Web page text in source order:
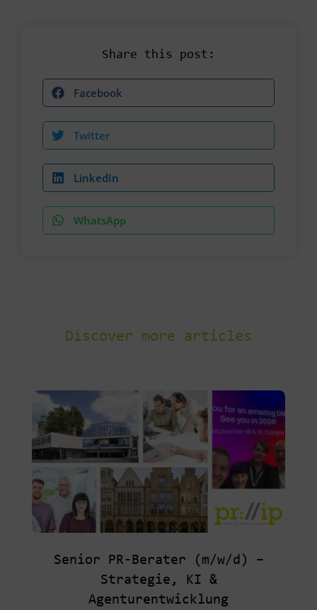
Share this post:
Facebook
Twitter
LinkedIn
WhatsApp
Discover more articles
Senior PR-Berater (m/w/d) –
Strategie, KI &
Agenturentwicklung